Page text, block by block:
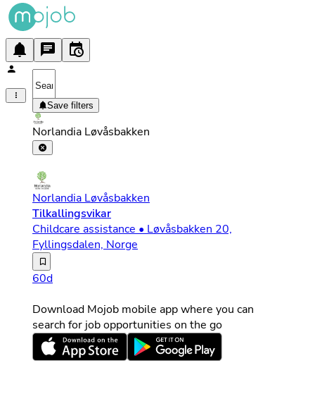
Save filters
Norlandia Løvåsbakken
Norlandia Løvåsbakken
Tilkallingsvikar
Childcare assistance • Løvåsbakken 20,
Fyllingsdalen, Norge
Hos KIDSA Barnehager har vi et ambisiøst mål om at
60d
Download Mojob mobile app where you can
search for job opportunities on the go